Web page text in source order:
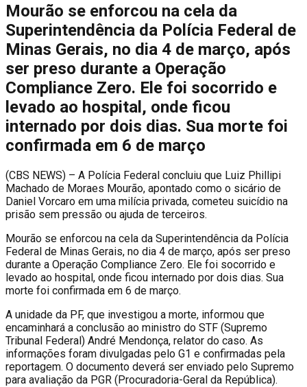
Mourão se enforcou na cela da
Superintendência da Polícia Federal de
Minas Gerais, no dia 4 de março, após
ser preso durante a Operação
Compliance Zero. Ele foi socorrido e
levado ao hospital, onde ficou
internado por dois dias. Sua morte foi
confirmada em 6 de março
(CBS NEWS) – A Polícia Federal concluiu que Luiz Phillipi
Machado de Moraes Mourão, apontado como o sicário de
Daniel Vorcaro em uma milícia privada, cometeu suicídio na
prisão sem pressão ou ajuda de terceiros.
Mourão se enforcou na cela da Superintendência da Polícia
Federal de Minas Gerais, no dia 4 de março, após ser preso
durante a Operação Compliance Zero. Ele foi socorrido e
levado ao hospital, onde ficou internado por dois dias. Sua
morte foi confirmada em 6 de março.
A unidade da PF, que investigou a morte, informou que
encaminhará a conclusão ao ministro do STF (Supremo
Tribunal Federal) André Mendonça, relator do caso. As
informações foram divulgadas pelo G1 e confirmadas pela
reportagem. O documento deverá ser enviado pelo Supremo
para avaliação da PGR (Procuradoria-Geral da República).